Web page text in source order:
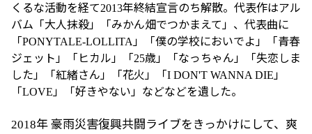
くるな活動を経て2013年終結宣言のち解散。代表作はアル
バム「大人抹殺」「みかん畑でつかまえて」、代表曲に
「 PONYTALE-LOLLITA」「僕の学校においでよ」「青春
ジェット」「ヒカル」
「 25歳」「なっちゃん」「失恋しま
した」「紅緒さん」「花火」「 I DON'T WANNA DIE」
「 LOVE」「好きやない」などなどを遺した。
2018年 豪雨災害復興共闘ライブをきっかけにして、爽